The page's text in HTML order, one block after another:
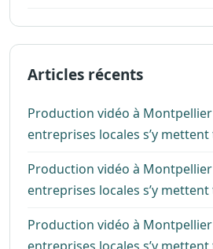
Articles récents
Production vidéo à
entreprises locales s’y
Production vidéo à
entreprises locales s’y
Production vidéo à